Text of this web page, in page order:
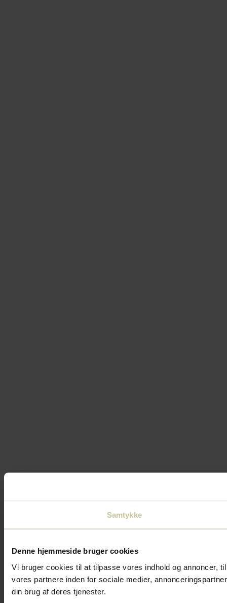
Samtykke
Denne hjemmeside bruger cookies
Vi bruger cookies til at tilpasse vores indhold og annoncer,
vores partnere inden for sociale medier,
din brug af deres tjenester.